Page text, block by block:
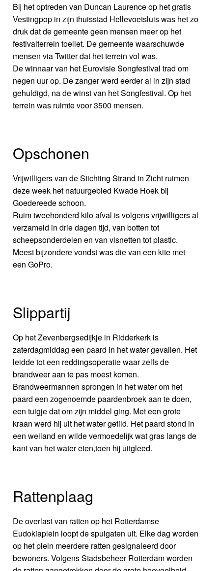
Bij het optreden van Duncan Laurence op het gratis
Vestingpop in zijn thuisstad Hellevoetsluis was het zo
druk dat de gemeente geen mensen meer op het
festivalterrein toeliet. De gemeente waarschuwde
mensen via Twitter dat het terrein vol was.
De winnaar van het Eurovisie Songfestival trad om
negen uur op. De zanger werd eerder al in zijn stad
gehuldigd, na de winst van het Songfestival. Op het
terrein was ruimte voor 3500 mensen.
Opschonen
Vrijwilligers van de Stichting Strand in Zicht ruimen
deze week het natuurgebied Kwade Hoek bij
Goedereede schoon.
Ruim tweehonderd kilo afval is volgens vrijwilligers al
verzameld in drie dagen tijd, van botten tot
scheepsonderdelen en van visnetten tot plastic.
Meest bijzondere vondst was die van een kite met
een GoPro.
Slippartij
Op het Zevenbergsedijkje in Ridderkerk is
zaterdagmiddag een paard in het water gevallen. Het
leidde tot een reddingsoperatie waar zelfs de
brandweer aan te pas moest komen.
Brandweermannen sprongen in het water om het
paard een zogenoemde paardenbroek aan te doen,
een tuigje dat om zijn middel ging. Met een grote
kraan werd hij uit het water getild. Het paard stond in
een weiland en wilde vermoedelijk wat gras langs de
kant van het water eten,toen hij uitgleed.
Rattenplaag
De overlast van ratten op het Rotterdamse
Eudokiaplein loopt de spuigaten uit. Elke dag worden
op het plein meerdere ratten gesignaleerd door
bewoners. Volgens Stadsbeheer Rotterdam worden